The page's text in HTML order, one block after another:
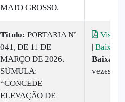
MATO GROSSO.
Titulo: PORTARIA Nº
041, DE 11 DE
MARÇO DE 2026.
SÚMULA:
“CONCEDE
ELEVAÇÃO DE
| Baixar
Baixado:
vezes